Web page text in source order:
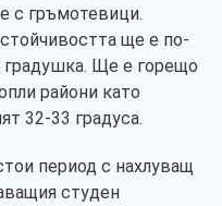
с гръмотевици.
ще е по-
градушка. Ще е горещо
райони като
32-33 градуса.
период с нахлуващ
студен